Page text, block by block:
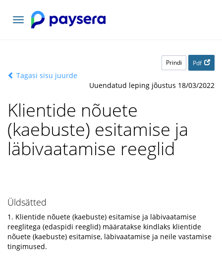
Vaheta
navigatsiooni
Prindi Pdf
Tagasi sisu juurde
Uuendatud leping jõustus 18/03/2022
Klientide nõuete
(kaebuste) esitamise ja
läbivaatamise reeglid
Üldsätted
1. Klientide nõuete (kaebuste) esitamise ja läbivaatamise
reeglitega (edaspidi reeglid) määratakse kindlaks klientide
nõuete (kaebuste) esitamise, läbivaatamise ja neile vastamise
tingimused.